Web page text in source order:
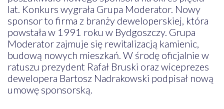
lat. Konkurs wygrała Grupa Moderator. Nowy
sponsor to firma z branży deweloperskiej, która
powstała w 1991 roku w Bydgoszczy. Grupa
Moderator zajmuje się rewitalizacją kamienic,
budową nowych mieszkań. W środę oficjalnie w
ratuszu prezydent Rafał Bruski oraz wiceprezes
dewelopera Bartosz Nadrakowski podpisał nową
umowę sponsorską.